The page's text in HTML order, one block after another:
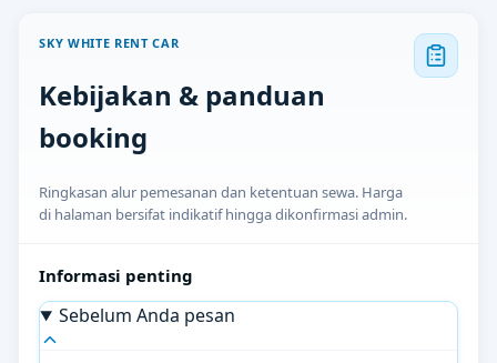
SKY WHITE RENT CAR
Kebijakan & panduan
booking
Ringkasan alur pemesanan dan ketentuan sewa. Harga
di halaman bersifat indikatif hingga dikonfirmasi admin.
Informasi penting
Sebelum Anda pesan